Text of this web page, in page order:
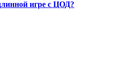
игре с ЦОД?